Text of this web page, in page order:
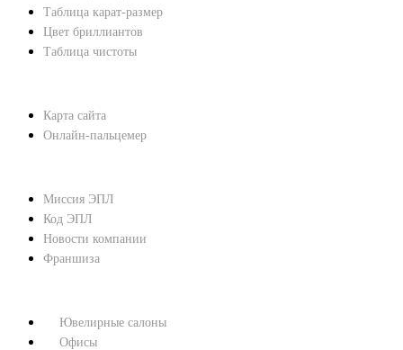
Таблица карат-размер
Цвет бриллиантов
Таблица чистоты
Карта сайта
Онлайн-пальцемер
Миссия ЭПЛ
Код ЭПЛ
Новости компании
Франшиза
Ювелирные салоны
Офисы